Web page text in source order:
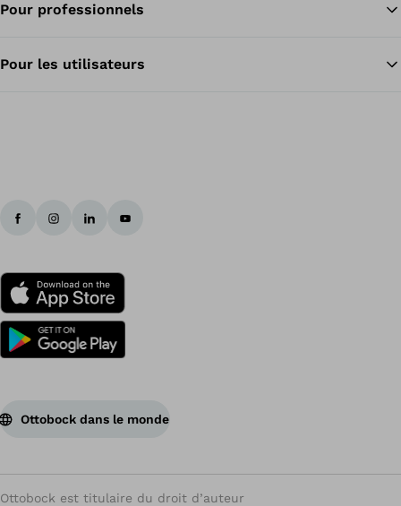
Pour professionnels
Pour les utilisateurs
Ottobock dans le monde
Ottobock est titulaire du droit d’auteur